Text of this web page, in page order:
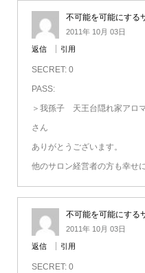
不可能を可能にす
2011年 10月 03日
返信 引用
SECRET: 0
PASS:
＞我孫子 天王台隠れ家アロ
さん
ありがとうございます。
他のサロン経営者の方も幸せ
不可能を可能にす
2011年 10月 03日
返信 引用
SECRET: 0